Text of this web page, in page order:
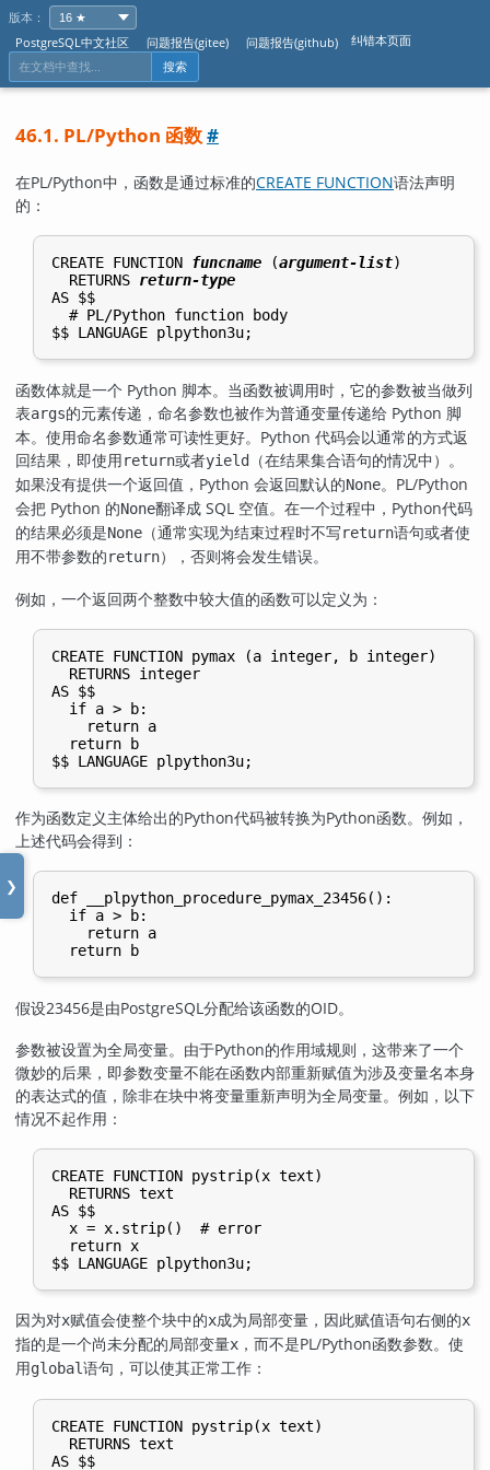
版本：
PostgreSQL中文社区
问题报告(gitee) 问题报告(github) 纠错本页面
搜索
❯
46.1. PL/Python 函数#
在PL/Python中，函数是通过标准的CREATE FUNCTION语法声明
的：
CREATE FUNCTION funcname (argument-list)
  RETURNS
return-type
AS $$
  # PL/Python function body
函数体就是一个 Python 脚本。当函数被调用时，它的参数被当做列
表args的元素传递，命名参数也被作为普通变量传递给 Python 脚
本。使用命名参数通常可读性更好。Python 代码会以通常的方式返
回结果，即使用return或者yield
（在结果集合语句的情况中）。
如果没有提供一个返回值，Python 会返回默认的None。 PL/Python
会把 Python 的None翻译成 SQL 空值。在一个过程中，Python代码
的结果必须是None （通常实现为结束过程时不写return语句或者使
用不带参数的return），否则将会发生错误。
例如，一个返回两个整数中较大值的函数可以定义为：
CREATE FUNCTION pymax (a integer, b integer)
  RETURNS integer
AS $$
  if a > b:
    return a
  return b
作为函数定义主体给出的Python代码被转换为Python函数。例如，
上述代码会得到：
def __plpython_procedure_pymax_23456():
  if a > b:
    return a
假设23456是由PostgreSQL分配给该函数的OID。
参数被设置为全局变量。由于Python的作用域规则，这带来了一个
微妙的后果，即参数变量不能在函数内部重新赋值为涉及变量名本身
的表达式的值，除非在块中将变量重新声明为全局变量。例如，以下
情况不起作用：
CREATE FUNCTION pystrip(x text)
  RETURNS text
AS $$
  x = x.strip()  # error
  return x
因为对x赋值会使整个块中的x成为局部变量，因此赋值语句右侧的x
指的是一个尚未分配的局部变量x ，而不是PL/Python函数参数。使
用global语句，可以使其正常工作：
CREATE FUNCTION pystrip(x text)
  RETURNS text
AS $$